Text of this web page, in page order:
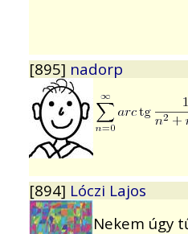
[895] nadorp
[894] Lóczi Lajos
Nekem úgy